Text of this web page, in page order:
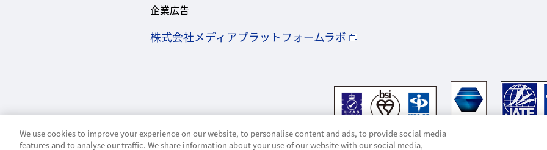
企業広告
株式会社メディアプラットフォームラボ
We use cookies to improve your experience on our website, to personalise content and ads, to provide social media
features and to analyse our traffic. We share information about your use of our website with our social media,